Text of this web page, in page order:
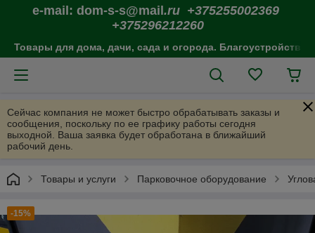
e-mail: dom-s-s@mail .ru +375255002369
+375296212260
Товары для дома, дачи, сада и огорода. Благоустройство
Сейчас компания не может быстро обрабатывать заказы и
сообщения, поскольку по ее графику работы сегодня
выходной. Ваша заявка будет обработана в ближайший
рабочий день.
Товары и услуги Парковочное оборудование
-15%